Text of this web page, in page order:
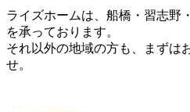
ライズホームは、船橋・習志野
を承っております。
それ以外の地域の方も、まずは
せ。